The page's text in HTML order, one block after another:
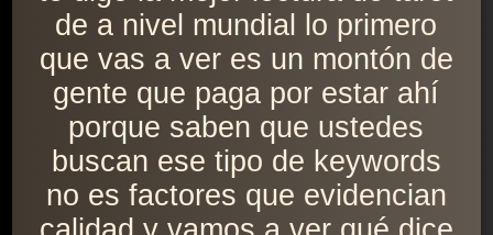
de a nivel mundial lo primero
que vas a ver es un montón de
gente que paga por estar ahí
porque saben que ustedes
buscan ese tipo de keywords
no es factores que evidencian